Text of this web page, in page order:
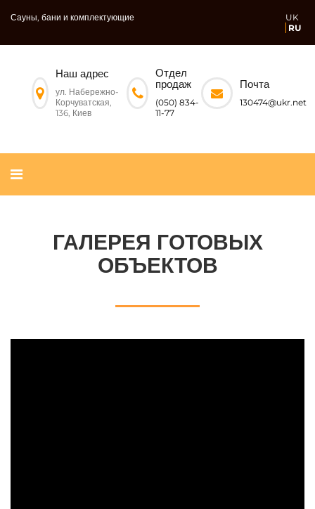
Сауны, бани и комплектующие
UK
RU
Наш адрес
ул. Набережно-
Корчуватская,
136, Киев
Отдел
продаж
(050) 834-
11-77
Почта
130474@ukr.net
ГАЛЕРЕЯ ГОТОВЫХ
ОБЪЕКТОВ